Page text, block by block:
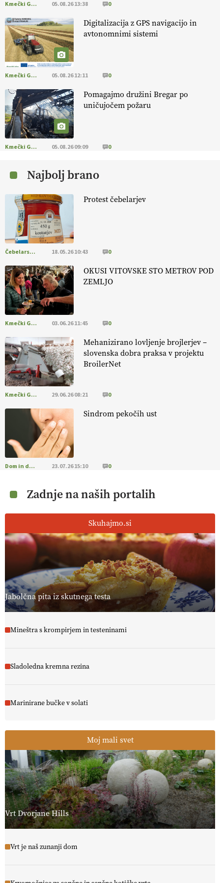
EKOloško = logično: ekološko oljarstvo
MORGAN
EKOloško = logično: ekološka kmetija
FREŠER
KMETIJSKA LIGA PRVAKOV: POMLADITEV
KMETIJSKE EKIPE
KMETIJSKA LIGA PRVAKOV: UKRAJINA vs.
EVROPA
EKOloško = logično: ekološka kmetija
EKOloško = logično: VLOG Okus je
pomembnejši od izgleda
EKOloško = logično: ekološka kmetija PR'
RAKARI
Kmečki Glas 05.08.26 13:38 0
Digitalizacija z GPS navigacijo in
avtonomnimi sistemi
Kmečki Glas 05.08.26 12:11 0
Pomagajmo družini Bregar po
uničujočem požaru
Kmečki Glas 05.08.26 09:09 0
Najbolj brano
Protest čebelarjev
Čebelarstvo 18.05.26 10:43 0
OKUSI VITOVSKE STO METROV POD
ZEMLJO
Kmečki Glas 03.06.26 11:45 0
Mehanizirano lovljenje brojlerjev –
slovenska dobra praksa v projektu
BroilerNet
Kmečki Glas 29.06.26 08:21 0
Sindrom pekočih ust
Dom in družina 23.07.26 15:10 0
Zadnje na naših portalih
Skuhajmo.si
Jabolčna pita iz skutnega testa
Mineštra s krompirjem in testeninami
Sladoledna kremna rezina
Marinirane bučke v solati
Moj mali svet
Vrt Dvorjane Hills
Vrt je naš zunanji dom